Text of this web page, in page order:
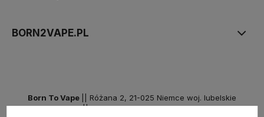
BORN2VAPE.PL
Born To Vape
|| Różana 2, 21-025 Niemce woj. lubelskie
NIP: 7141861133 || E:kontakt@born2vape.plT:665 744 477